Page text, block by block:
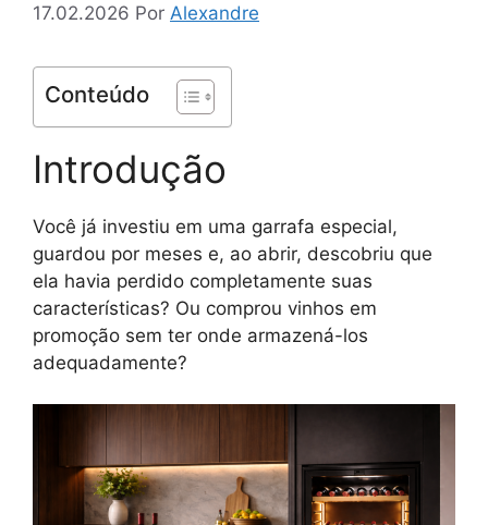
17.02.2026 Por Alexandre
Conteúdo
Introdução
Você já investiu em uma garrafa especial,
guardou por meses e, ao abrir, descobriu que
ela havia perdido completamente suas
características? Ou comprou vinhos em
promoção sem ter onde armazená-los
adequadamente?